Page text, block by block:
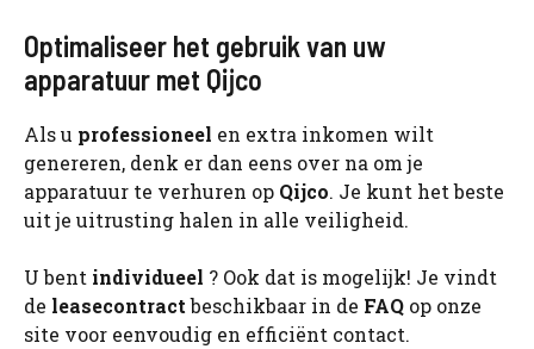
Optimaliseer het gebruik van uw
apparatuur met Qijco
Als u professioneel en extra inkomen wilt
genereren, denk er dan eens over na om je
apparatuur te verhuren op Qijco. Je kunt het beste
uit je uitrusting halen in alle veiligheid.
U bent individueel ? Ook dat is mogelijk! Je vindt
de leasecontractbeschikbaar in de FAQ op onze
site voor eenvoudig en efficiënt contact.